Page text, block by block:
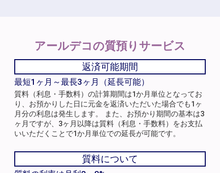
アールデコの質預りサービス
返済可能期間
最短1ヶ月～最長3ヶ月（延長可能）
質料（利息・手数料）の計算期間は1か月単位となってお
り、お預かりした日に元金を返済いただいた場合でも1ヶ
月分の利息は発生します。 また、お預かり期間の基本は3
ヶ月ですが、3ヶ月以降は質料（利息・手数料）をお支払
いいただくことで1か月単位での延長が可能です。
質料について